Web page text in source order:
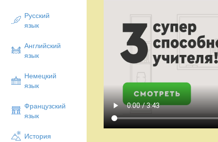
Русский
язык
Английский
язык
Немецкий
язык
Французский
язык
История